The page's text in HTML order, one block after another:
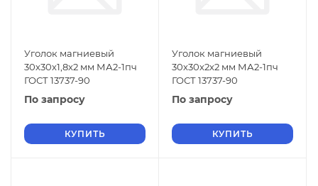
Уголок магниевый
30х30х1,8х2 мм МА2-1пч
ГОСТ 13737-90
По запросу
КУПИТЬ
Уголок магниевый
30х30х2х2 мм МА2-1пч
ГОСТ 13737-90
По запросу
КУПИТЬ